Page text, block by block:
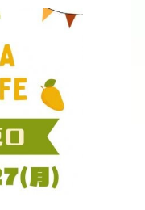
Coquette